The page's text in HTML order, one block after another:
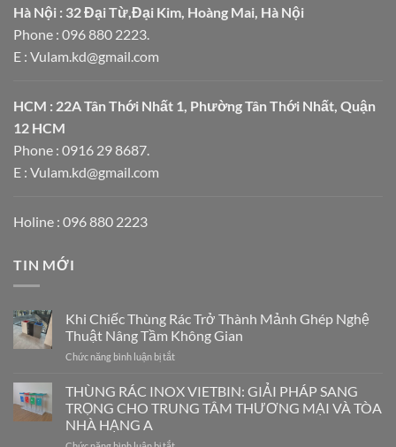
Hà Nội : 32 Đại Từ,Đại Kim, Hoàng Mai, Hà Nội
Phone : 096 880 2223.
E : Vulam.kd@gmail.com
HCM : 22A Tân Thới Nhất 1, Phường Tân Thới Nhất, Quận
12 HCM
Phone : 0916 29 8687.
E : Vulam.kd@gmail.com
Holine : 096 880 2223
TIN MỚI
Khi Chiếc Thùng Rác Trở Thành Mảnh Ghép Nghệ
Thuật Nâng Tầm Không Gian
Chức năng bình luận bị tắtở
Chiếc
Rác
THÙNG RÁC INOX VIETBIN: GIẢI PHÁP SANG
TRỌNG CHO TRUNG TÂM THƯƠNG MẠI VÀ TÒA
NHÀ HẠNG A